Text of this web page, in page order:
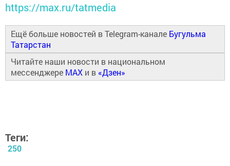
https://max.ru/tatmedia
Ещё больше новостей в Telegram-канале Бугульма
Татарстан
Читайте наши новости в национальном
мессенджере MAX и в «Дзен»
Теги:
250